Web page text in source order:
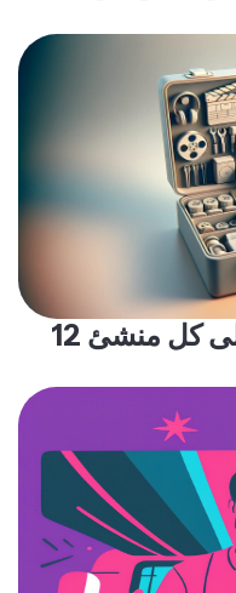
12 تقنية تحرير فيديو يجب على كل منشئ